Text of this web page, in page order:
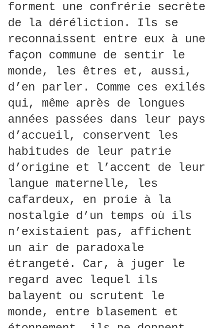
forment une confrérie secrète
de la déréliction. Ils se
reconnaissent entre eux à une
façon commune de sentir le
monde, les êtres et, aussi,
d’en parler. Comme ces exilés
qui, même après de longues
années passées dans leur pays
d’accueil, conservent les
habitudes de leur patrie
d’origine et l’accent de leur
langue maternelle, les
cafardeux, en proie à la
nostalgie d’un temps où ils
n’existaient pas, affichent
un air de paradoxale
étrangeté. Car, à juger le
regard avec lequel ils
balayent ou scrutent le
monde, entre blasement et